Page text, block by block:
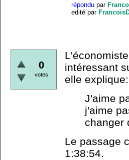
répondu par
edité par
0
votes
L'économiste
intéressant
elle explique:
J'aime
j'aime
changer
Le passage
1:38:54.